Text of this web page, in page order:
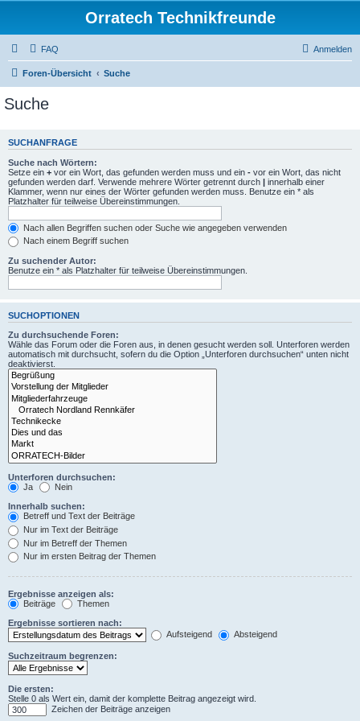
Orratech Technikfreunde
FAQ Anmelden
Foren-Übersicht Suche
Suche
SUCHANFRAGE
Suche nach Wörtern:
Setze ein + vor ein Wort, das gefunden werden muss und ein - vor ein Wort, das nicht
gefunden werden darf. Verwende mehrere Wörter getrennt durch | innerhalb einer
Klammer, wenn nur eines der Wörter gefunden werden muss. Benutze ein * als
Platzhalter für teilweise Übereinstimmungen.
Nach allen Begriffen suchen oder Suche wie angegeben verwenden
Nach einem Begriff suchen
Zu suchender Autor:
Benutze ein * als Platzhalter für teilweise Übereinstimmungen.
SUCHOPTIONEN
Zu durchsuchende Foren:
Wähle das Forum oder die Foren aus, in denen gesucht werden soll. Unterforen werden
automatisch mit durchsucht, sofern du die Option „Unterforen durchsuchen“ unten nicht
deaktivierst.
Unterforen durchsuchen:
Ja
Nein
Innerhalb suchen:
Betreff und Text der Beiträge
Nur im Text der Beiträge
Nur im Betreff der Themen
Nur im ersten Beitrag der Themen
Ergebnisse anzeigen als:
Beiträge
Themen
Ergebnisse sortieren nach:
Aufsteigend
Absteigend
Suchzeitraum begrenzen:
Die ersten:
Stelle 0 als Wert ein, damit der komplette Beitrag angezeigt wird.
Zeichen der Beiträge anzeigen